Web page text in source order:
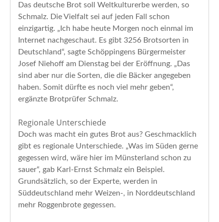
Das deutsche Brot soll Weltkulturerbe werden, so
Schmalz. Die Vielfalt sei auf jeden Fall schon
einzigartig. „Ich habe heute Morgen noch einmal im
Internet nachgeschaut. Es gibt 3256 Brotsorten in
Deutschland“, sagte Schöppingens Bürgermeister
Josef Niehoff am Dienstag bei der Eröffnung. „Das
sind aber nur die Sorten, die die Bäcker angegeben
haben. Somit dürfte es noch viel mehr geben“,
ergänzte Brotprüfer Schmalz.
Regionale Unterschiede
Doch was macht ein gutes Brot aus? Geschmacklich
gibt es regionale Unterschiede. „Was im Süden gerne
gegessen wird, wäre hier im Münsterland schon zu
sauer“, gab Karl-Ernst Schmalz ein Beispiel.
Grundsätzlich, so der Experte, werden in
Süddeutschland mehr Weizen-, in Norddeutschland
mehr Roggenbrote gegessen.